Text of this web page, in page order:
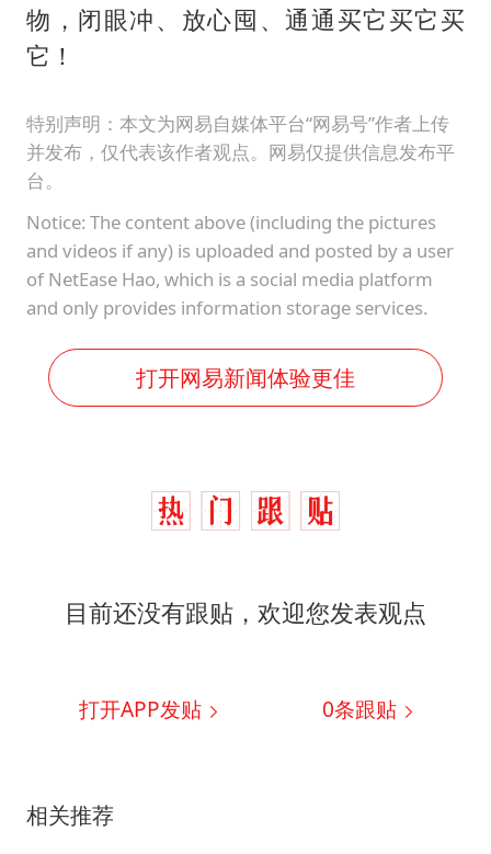
物，闭眼冲、放心囤、通通买它买它买
它！
特别声明：本文为网易自媒体平台“网易号”作者上传
并发布，仅代表该作者观点。网易仅提供信息发布平
台。
Notice: The content above (including the pictures
and videos if any) is uploaded and posted by a user
of NetEase Hao, which is a social media platform
and only provides information storage services.
打开网易新闻体验更佳
目前还没有跟贴，欢迎您发表观点
打开APP发贴 0条跟贴
相关推荐